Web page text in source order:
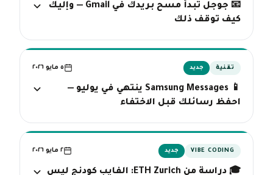
📧 جوجل تبدأ مسح بريدك في Gmail — وإليك
كيف توقف ذلك
تقنية جديد ٥ مايو ٢٠٢٦
📱 Samsung Messages ينتهي في يوليو —
احفظ رسائلك قبل الاختفاء
VIBE CODING جديد ٢ مايو ٢٠٢٦
🎓 دراسة من ETH Zurich: الفايب كودنج ليس